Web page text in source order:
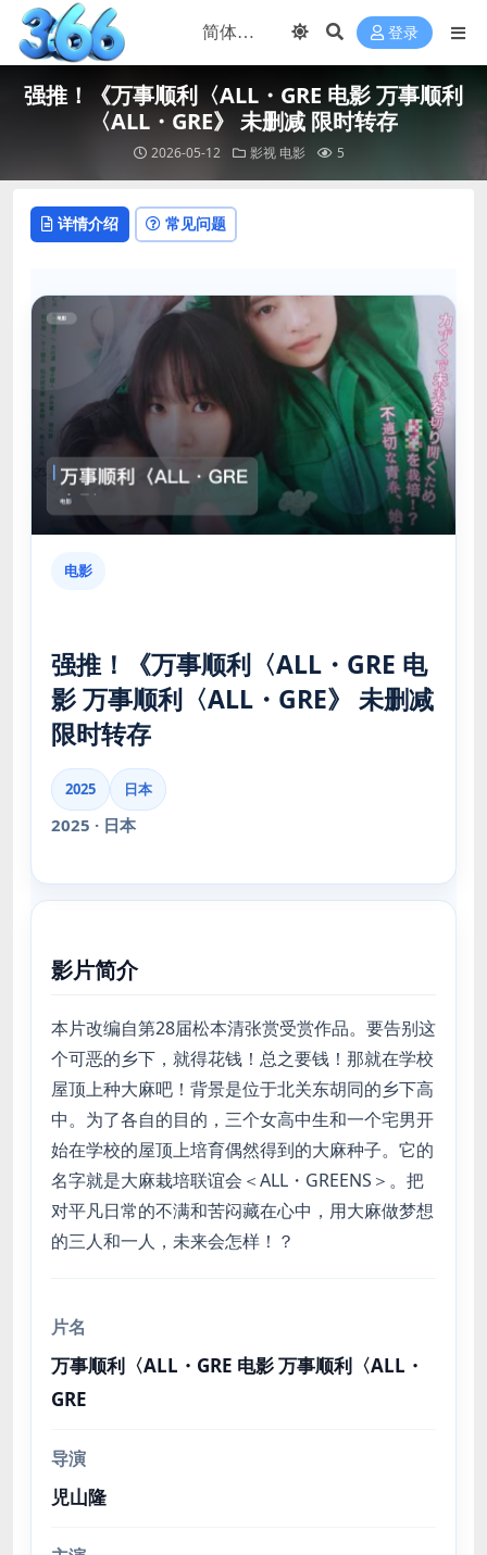
登录
强推！《万事顺利〈ALL・GRE 电影 万事顺利
〈ALL・GRE》 未删减 限时转存
2026-05-12 影视 电影 5
详情介绍 常见问题
电影
强推！《万事顺利〈ALL・GRE 电
影 万事顺利〈ALL・GRE》 未删减
限时转存
2025 日本
2025 · 日本
影片简介
本片改编自第28届松本清张赏受赏作品。要告别这
个可恶的乡下，就得花钱！总之要钱！那就在学校
屋顶上种大麻吧！背景是位于北关东胡同的乡下高
中。为了各自的目的，三个女高中生和一个宅男开
始在学校的屋顶上培育偶然得到的大麻种子。它的
名字就是大麻栽培联谊会＜ALL・GREENS＞。把
对平凡日常的不满和苦闷藏在心中，用大麻做梦想
的三人和一人，未来会怎样！？
片名
万事顺利〈ALL・GRE 电影 万事顺利〈ALL・
GRE
导演
児山隆